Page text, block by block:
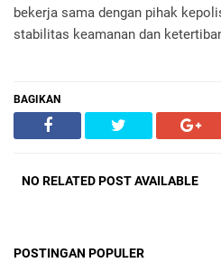
bekerja sama dengan pihak
stabilitas keamanan dan
BAGIKAN
NO RELATED POST AVAILABLE
POSTINGAN POPULER